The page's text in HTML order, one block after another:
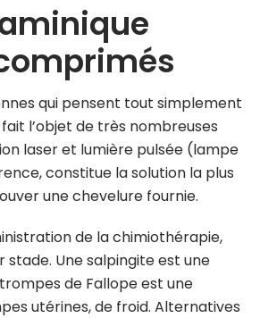
qui pensent tout simplement
l’objet de très nombreuses
laser et lumière pulsée (lampe
constitue la solution la plus
une chevelure fournie.
de la chimiothérapie,
Une salpingite est une
de Fallope est une
utérines, de froid. Alternatives